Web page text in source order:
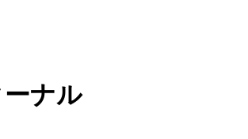
ナル